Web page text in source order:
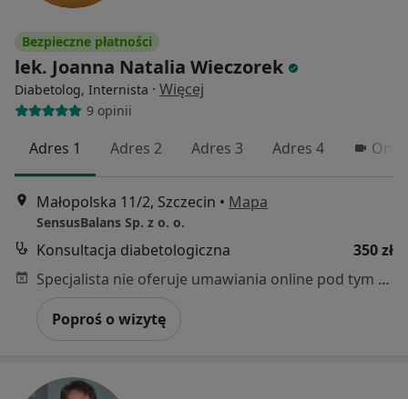
Bezpieczne płatności
lek. Joanna Natalia Wieczorek
Diabetolog, Internista · Więcej
9 opinii
Adres 1 Adres 2 Adres 3 Adres 4
Małopolska 11/2, Szczecin • Mapa
SensusBalans Sp. z o. o.
Konsultacja diabetologiczna
350 zł
Specjalista nie oferuje umawiania online pod tym adresem.
Poproś o wizytę